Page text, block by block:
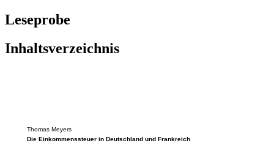
Leseprobe
Inhaltsverzeichnis
Thomas Meyers
Die Einkommenssteuer in Deutschland und Frankreich